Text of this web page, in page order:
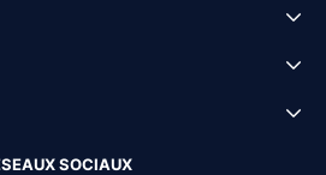
SOCIAUX